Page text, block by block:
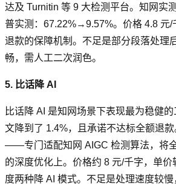
达及 Turnitin 等 9 大检测平台。知网实
普实测：67.22%→9.57%。价格 4.8 元/
退款的保障机制。不足是部分段落处理
畅，需人工二次润色。
5. 比话降 AI
比话降 AI 是知网场景下表现最为稳健
文降到了 1.4%，且承诺不达标全额退
——专门适配知网 AIGC 检测算法，将
的深度优化上。价格约 8 元/千字，单
度两种降 AI 模式。不足是处理速度较